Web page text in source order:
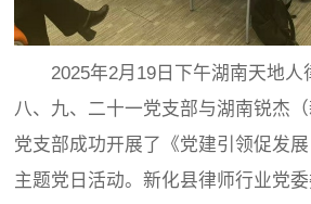
2025年2月19日下午湖南天地人
八、九、二十一党支部与湖南锐杰
党支部成功开展了《党建引领促发展
主题党日活动。新化县律师行业党